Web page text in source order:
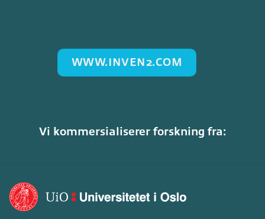
WWW.INVEN2.COM
Vi kommersialiserer forskning fra: